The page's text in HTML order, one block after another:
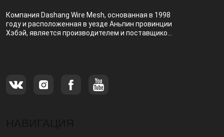
Компания Dashang Wire Mesh, основанная в 1998
году и расположенная в уезде Аньпин провинции
Хэбэй, является производителем и поставщиком,